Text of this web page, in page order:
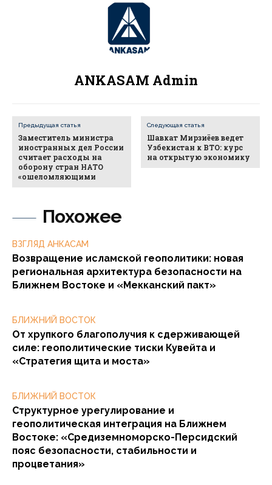
Похожее
ВЗГЛЯД АНКАСАМ
Возвращение исламской геополитики: новая
региональная архитектура безопасности на
Ближнем Востоке и «Мекканский пакт»
БЛИЖНИЙ ВОСТОК
От хрупкого благополучия к сдерживающей
силе: геополитические тиски Кувейта и
«Стратегия щита и моста»
БЛИЖНИЙ ВОСТОК
Структурное урегулирование и
геополитическая интеграция на Ближнем
Востоке: «Средиземноморско-Персидский
пояс безопасности, стабильности и
процветания»
ANKASAM Admin
Предыдущая статья
Заместитель министра
иностранных дел России
считает расходы на
оборону стран НАТО
«ошеломляющими
Следующая статья
Шавкат Мирзиёев ведет
Узбекистан к ВТО: курс
на открытую экономику